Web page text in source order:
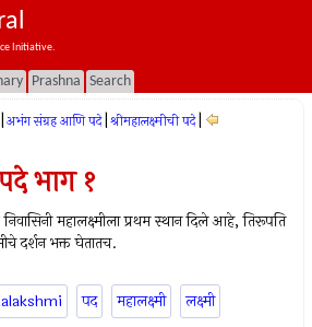
Initiative.
Prashna Search
अभंग संग्रह आणि पदे श्रीमहालक्ष्मीची पदे
भाग १
महालक्ष्मीला प्रथम स्थान दिले आहे, तिरूपति
दर्शन भक्त घेतातच.
पद महालक्ष्मी लक्ष्मी